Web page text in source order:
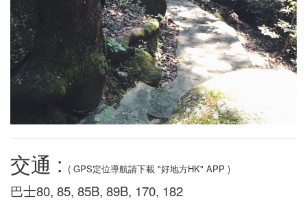
交通 : ( GPS定位導航請下載 "好地方HK" APP )
巴士80, 85, 85B, 89B, 170, 182